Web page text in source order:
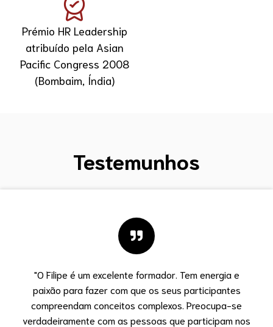
Prémio HR Leadership
atribuído pela Asian
Pacific Congress 2008
(Bombaim, Índia)
Testemunhos
"O Filipe é um excelente formador. Tem energia e
paixão para fazer com que os seus participantes
compreendam conceitos complexos. Preocupa-se
verdadeiramente com as pessoas que participam nos